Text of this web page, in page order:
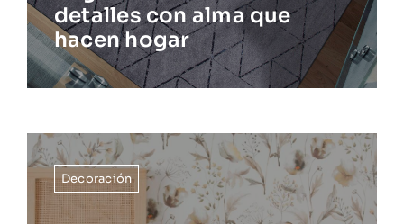
detalles con alma que
hacen hogar
Decoración